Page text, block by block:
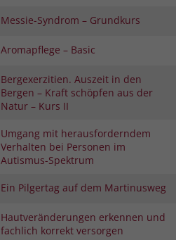
Messie-Syndrom – Grundkurs
Aromapflege – Basic
Bergexerzitien. Auszeit in den
Bergen – Kraft schöpfen aus der
Natur – Kurs II
Umgang mit herausforderndem
Verhalten bei Personen im
Autismus-Spektrum
Ein Pilgertag auf dem Martinusweg
Hautveränderungen erkennen und
fachlich korrekt versorgen
Zweck